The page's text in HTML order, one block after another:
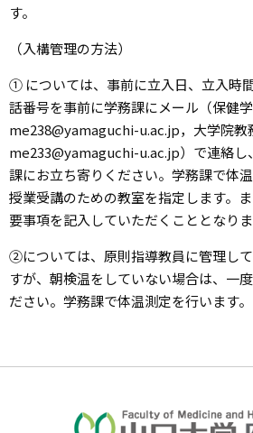
す。
（入構管理の方法）
① については、事前に立入日、立入時
話番号を事前に学務課にメール（保健学
me238@yamaguchi-u.ac.jp，大学院教
me233@yamaguchi-u.ac.jp）で連絡し
課にお立ち寄りください。学務課で体温
授業受講のための教室を指定します。
要事項を記入していただくこととなりま
②については、原則指導教員に管理し
すが、朝検温をしていない場合は、一
ださい。学務課で体温測定を行います。